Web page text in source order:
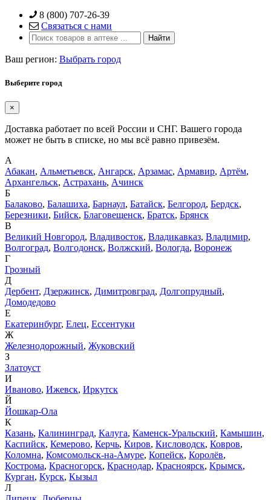
Skip
content
8 (800) 707-26-39
Связаться с нами
Ваш регион: Выбрать город
Выберите город
×
Доставка работает по всей России и СНГ. Вашего города
может не быть в списке, но мы всё равно привезём.
А
Абакан, Альметьевск, Ангарск, Арзамас, Армавир, Артём,
Архангельск, Астрахань, Ачинск
Б
Балаково, Балашиха, Барнаул, Батайск, Белгород, Бердск,
Березники, Бийск, Благовещенск, Братск, Брянск
В
Великий Новгород, Владивосток, Владикавказ, Владимир,
Волгоград, Волгодонск, Волжский, Вологда, Воронеж
Г
Грозный
Д
Дербент, Дзержинск, Димитровград, Долгопрудный,
Домодедово
Е
Екатеринбург, Елец, Ессентуки
Ж
Железнодорожный, Жуковский
З
Златоуст
И
Иваново, Ижевск, Иркутск
Й
Йошкар-Ола
К
Казань, Калининград, Калуга, Каменск-Уральский, Камышин,
Каспийск, Кемерово, Керчь, Киров, Кисловодск, Ковров,
Коломна, Комсомольск-на-Амуре, Копейск, Королёв,
Кострома, Красногорск, Краснодар, Красноярск, Крымск,
Курган, Курск, Кызыл
Л